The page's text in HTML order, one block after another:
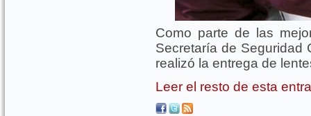
Como parte de las
Secretaría de Seguridad
realizó la entrega de
Leer el resto de esta